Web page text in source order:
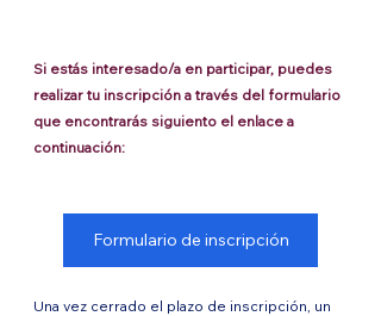
Si estás interesado/a en participar, puedes
realizar tu inscripción a través del formulario
que encontrarás siguiento el enlace a
continuación:
Formulario de inscripción
Una vez cerrado el plazo de inscripción, un